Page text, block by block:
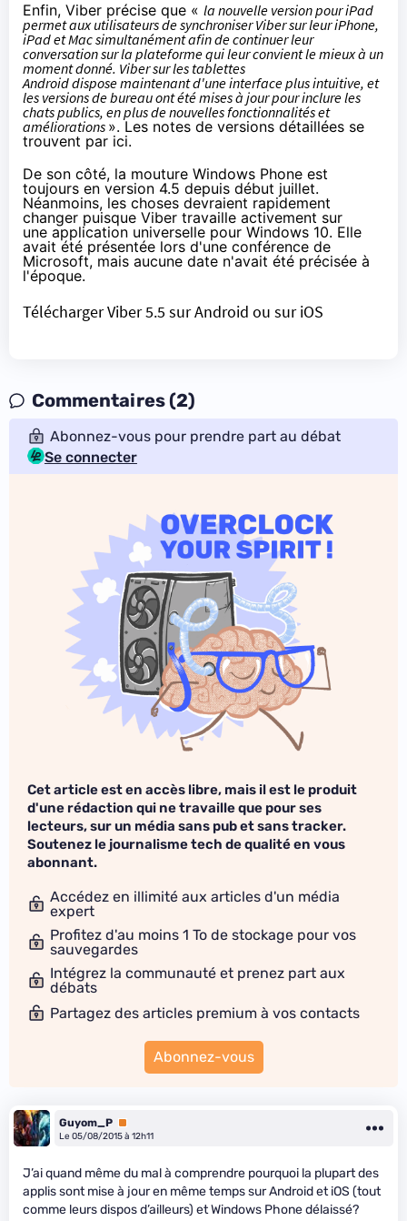
Enfin, Viber précise que « la nouvelle version pour iPad
permet aux utilisateurs de synchroniser Viber sur leur iPhone,
iPad et Mac simultanément afin de continuer leur
conversation sur la plateforme qui leur convient le mieux à un
moment donné. Viber sur les tablettes
Android dispose maintenant d'une interface plus intuitive, et
les versions de bureau ont été mises à jour pour inclure les
chats publics, en plus de nouvelles fonctionnalités et
améliorations ». Les notes de versions détaillées se
trouvent par ici.
De son côté, la mouture Windows Phone est
toujours en version 4.5 depuis début juillet.
Néanmoins, les choses devraient rapidement
changer puisque Viber travaille activement sur
une application universelle pour Windows 10. Elle
avait été présentée lors d'une conférence de
Microsoft, mais aucune date n'avait été précisée à
l'époque.
Télécharger Viber 5.5 sur Android ou sur iOS
Commentaires (2)
Abonnez-vous pour prendre part au débat
Se connecter
Cet article est en accès libre, mais il est le produit
d'une rédaction qui ne travaille que pour ses
lecteurs, sur un média sans pub et sans tracker.
Soutenez le journalisme tech de qualité en vous
abonnant.
Accédez en illimité aux articles d'un média
expert
Profitez d'au moins 1 To de stockage pour vos
sauvegardes
Intégrez la communauté et prenez part aux
débats
Partagez des articles premium à vos contacts
Abonnez-vous
Guyom_P Premium
Le 05/08/2015 à 12h11
J’ai quand même du mal à comprendre pourquoi la plupart des
applis sont mise à jour en même temps sur Android et iOS (tout
comme leurs dispos d’ailleurs) et Windows Phone délaissé?